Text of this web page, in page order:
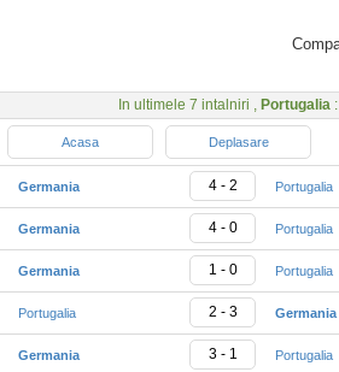
In ultimele 7 intalniri , Portugalia
Acasa Deplasare
Germania 4 - 2 Portugalia
Germania 4 - 0 Portugalia
Germania 1 - 0 Portugalia
Portugalia 2 - 3 Germania
Germania 3 - 1 Portugalia